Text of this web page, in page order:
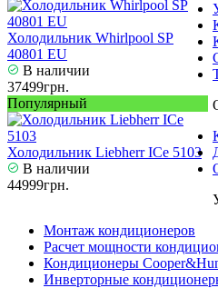
Холодильник Whirlpool SP
40801 EU
В наличии
37499грн.
Популярный
Холодильник Liebherr ICe 5103
В наличии
44999грн.
Монтаж кондиционеров
Расчет мощности
Кондиционеры
Инверторные